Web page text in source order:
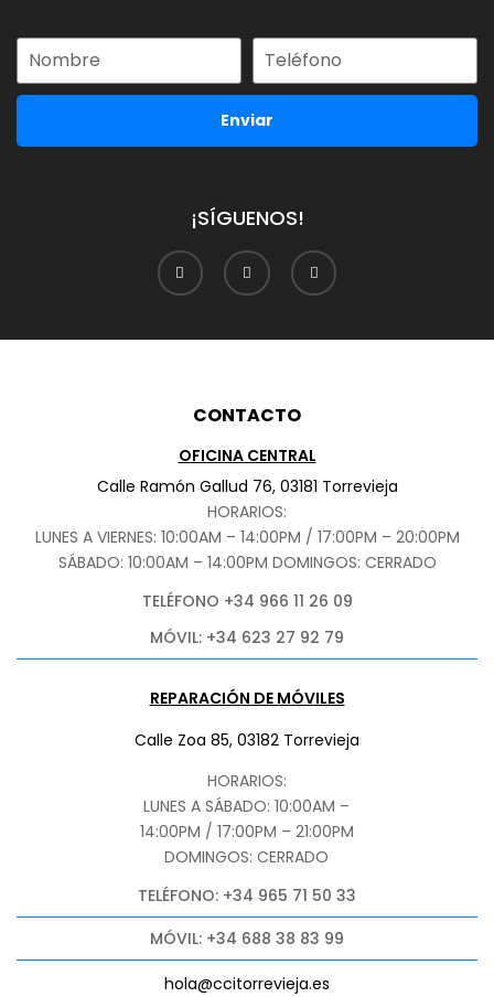
Enviar
¡SÍGUENOS!
CONTACTO
OFICINA CENTRAL
Calle Ramón Gallud 76, 03181 Torrevieja
HORARIOS:
LUNES A VIERNES: 10:00AM – 14:00PM / 17:00PM – 20:00PM
SÁBADO: 10:00AM – 14:00PM DOMINGOS: CERRADO
TELÉFONO +34 966 11 26 09
MÓVIL: +34 623 27 92 79
REPARACIÓN DE MÓVILES
Calle Zoa 85, 03182 Torrevieja
HORARIOS:
LUNES A SÁBADO: 10:00AM –
14:00PM / 17:00PM – 21:00PM
DOMINGOS: CERRADO
TELÉFONO: +34 965 71 50 33
MÓVIL: +34 688 38 83 99
hola@ccitorrevieja.es